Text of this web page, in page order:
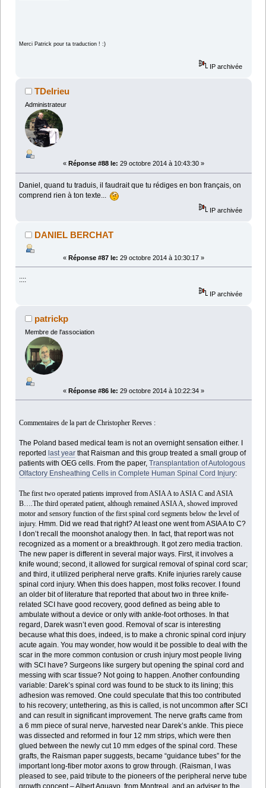
Merci Patrick pour ta traduction ! :)
IP archivée
TDelrieu
Administrateur
« Réponse #88 le: 29 octobre 2014 à 10:43:30 »
Daniel, quand tu traduis, il faudrait que tu rédiges en bon français, on
comprend rien à ton texte...
IP archivée
DANIEL BERCHAT
« Réponse #87 le: 29 octobre 2014 à 10:30:17 »
::::
IP archivée
patrickp
Membre de l'association
« Réponse #86 le: 29 octobre 2014 à 10:22:34 »
Commentaires de la part de Christopher Reeves :
The Poland based medical team is not an overnight sensation either. I
reportedlast year that Raisman and this group treated a small group of
patients with OEG cells. From the paper,Transplantation of Autologous
Olfactory Ensheathing Cells in Complete Human Spinal Cord Injury:
The first two operated patients improved from ASIA A to ASIA C and ASIA
B….The third operated patient, although remained ASIA A, showed improved
motor and sensory function of the first spinal cord segments below the level of
injury. Hmm. Did we read that right? At least one went from ASIA A to C?
I don’t recall the moonshot analogy then. In fact, that report was not
recognized as a moment or a breakthrough. It got zero media traction.
The new paper is different in several major ways. First, it involves a
knife wound; second, it allowed for surgical removal of spinal cord scar;
and third, it utilized peripheral nerve grafts. Knife injuries rarely cause
spinal cord injury. When this does happen, most folks recover. I found
an older bit of literature that reported that about two in three knife-
related SCI have good recovery, good defined as being able to
ambulate without a device or only with ankle-foot orthoses. In that
regard, Darek wasn’t even good. Removal of scar is interesting
because what this does, indeed, is to make a chronic spinal cord injury
acute again. You may wonder, how would it be possible to deal with the
scar in the more common contusion or crush injury most people living
with SCI have? Surgeons like surgery but opening the spinal cord and
messing with scar tissue? Not going to happen. Another confounding
variable: Darek’s spinal cord was found to be stuck to its lining; this
adhesion was removed. One could speculate that this too contributed
to his recovery; untethering, as this is called, is not uncommon after SCI
and can result in significant improvement. The nerve grafts came from
a 6 mm piece of sural nerve, harvested near Darek’s ankle. This piece
was dissected and reformed in four 12 mm strips, which were then
glued between the newly cut 10 mm edges of the spinal cord. These
grafts, the Raisman paper suggests, became “guidance tubes” for the
important long-fiber motor axons to grow through. (Raisman, I was
pleased to see, paid tribute to the pioneers of the peripheral nerve tube
growth concept – Albert Aguayo, from Montreal, and an adviser to the